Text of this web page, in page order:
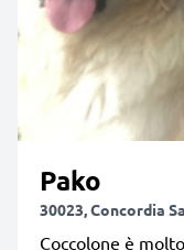
Pako
30023, Concordia
Coccolone è